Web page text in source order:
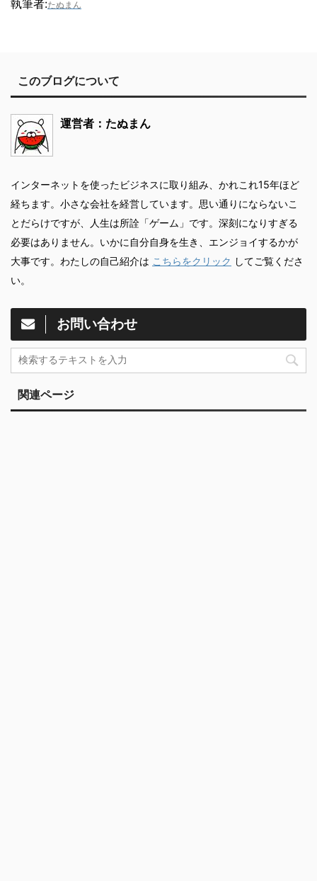
執筆者:たぬまん
このブログについて
運営者：たぬまん
インターネットを使ったビジネスに取り組み、かれこれ15年ほど
経ちます。小さな会社を経営しています。思い通りにならないこ
とだらけですが、人生は所詮「ゲーム」です。深刻になりすぎる
必要はありません。いかに自分自身を生き、エンジョイするかが
大事です。わたしの自己紹介は こちらをクリック してご覧くださ
い。
お問い合わせ
関連ページ